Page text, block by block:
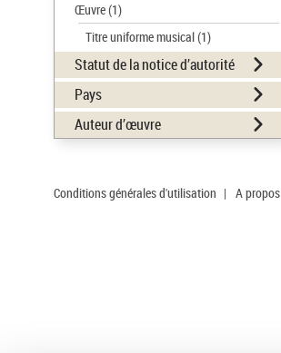
Œuvre(1)
Titre uniforme musical(1)
Statut de la notice d’autorité
Pays
Auteur d’œuvre
Conditions générales d'utilisation | A propos